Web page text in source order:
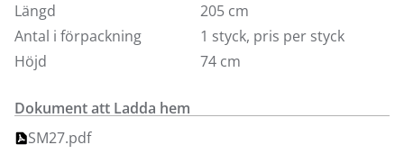
Längd
205 cm
Antal i förpackning
1 styck, pris per styck
Höjd
74 cm
Dokument att Ladda hem
SM27.pdf